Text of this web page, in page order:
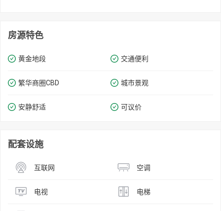
房源特色
黄金地段 交通便利
繁华商圈​​CBD 城市景观
安静舒适 可议价
配套设施
互联网 空调
电视 电梯